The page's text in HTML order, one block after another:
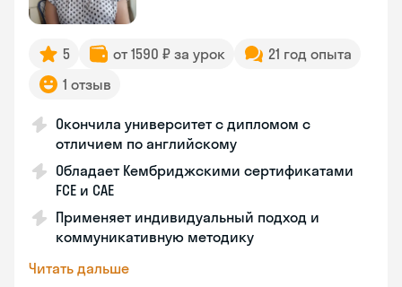
5 от 1590 ₽ за урок
21 год опыта
1 отзыв
Окончила университет с дипломом с
отличием по английскому
Обладает Кембриджскими сертификатами
FCE и CAE
Применяет индивидуальный подход и
коммуникативную методику
Читать дальше